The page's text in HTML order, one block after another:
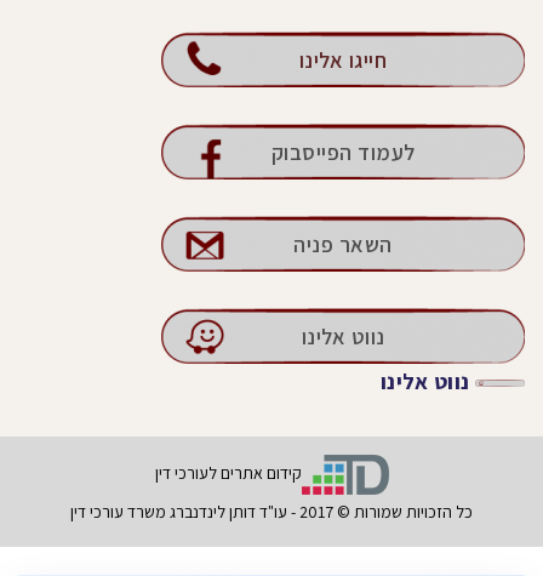
חייגו אלינו
לעמוד הפייסבוק
השאר פניה
נווט אלינו
נווט אלינו
קידום אתרים לעורכי דין
כל הזכויות שמורות © 2017 - עו"ד דותן לינדנברג משרד עורכי דין